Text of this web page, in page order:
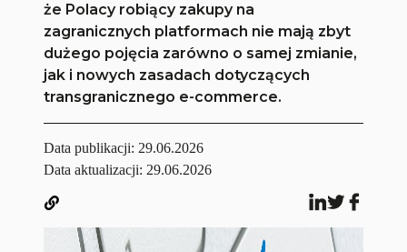
że Polacy robiący zakupy na
zagranicznych platformach nie mają zbyt
dużego pojęcia zarówno o samej zmianie,
jak i nowych zasadach dotyczących
transgranicznego e-commerce.
Data publikacji: 29.06.2026
Data aktualizacji: 29.06.2026